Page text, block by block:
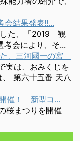
会結果発表!!...
した、「2019 観
考会により、そ...
、三河國一の宮
実は、おみくじを
第六十五番 天八
催！ 新型コ...
桜まつりを開催